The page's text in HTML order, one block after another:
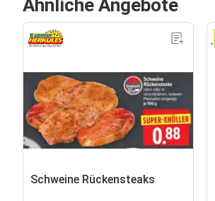
Ähnliche Angebote
Schweine Rückensteaks